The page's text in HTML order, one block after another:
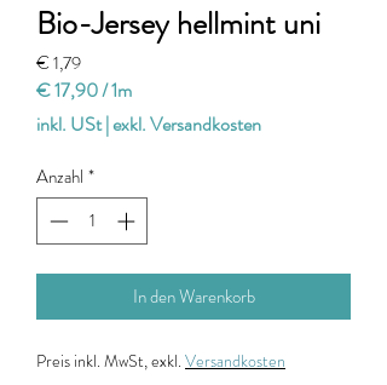
Bio-Jersey hellmint uni
€ 1,79Preis
€ 17,90/1m
€ 17,90
pro
1
Meter
inkl. USt|exkl. Versandkosten
Anzahl *
In den Warenkorb
Preis inkl. MwSt, exkl. Versandkosten